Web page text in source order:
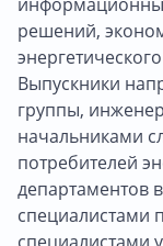
решений,
Выпускники
группы,
начальниками
потребителей
департаментов
специалистами